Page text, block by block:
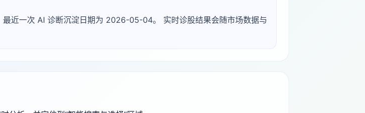
近一次 AI 诊断沉淀日期为 2026-05-04。 实时诊股结果会随市场数据与